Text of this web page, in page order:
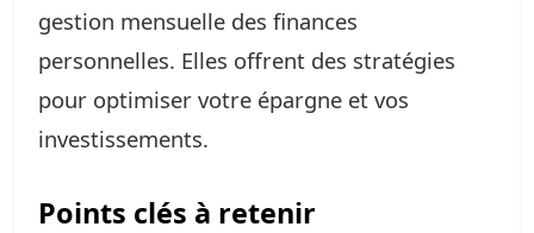
gestion mensuelle des finances
personnelles. Elles offrent des stratégies
pour optimiser votre épargne et vos
investissements.
Points clés à retenir